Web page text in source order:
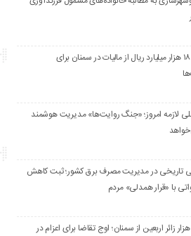
تخصیص ۱۸ هزار میلیارد ریال از مالیات در سمنان برای
لازمه امروز؛ «جنگ روایت‌ها» مدیریت هوشمند
تاریخی در مدیریت مصرف برق کشور؛ ثبت کاهش
ثبت‌نام ۹ هزار زائر اربعین از سمنان؛ اوج تقاضا برای اعزام در